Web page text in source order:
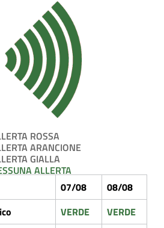
ROSSA
ARANCIONE
GIALLA
ALLERTA
07/08
08/08
VERDE
VERDE